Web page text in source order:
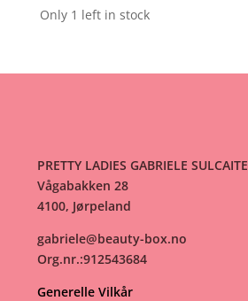
Only 1 left in stock
PRETTY LADIES GABRIELE SULCAITE
Vågabakken 28
4100, Jørpeland
gabriele@beauty-box.no
Org.nr.:912543684
Generelle Vilkår